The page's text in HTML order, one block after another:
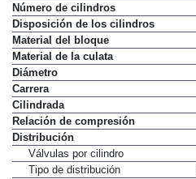
Número de cilindros
Disposición de los cilindros
Material del bloque
Material de la culata
Diámetro
Carrera
Cilindrada
Relación de compresión
Distribución
Válvulas por cilindro
Tipo de distribución